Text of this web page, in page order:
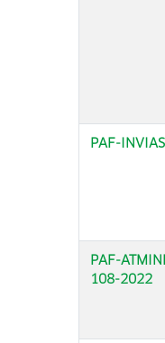
PAF-
PAF-
108-2022